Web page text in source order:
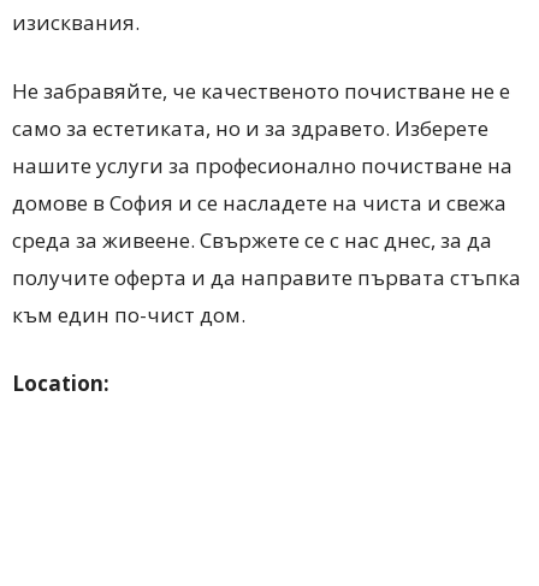
изисквания.
Не забравяйте, че качественото почистване не е
само за естетиката, но и за здравето. Изберете
нашите услуги за професионално почистване на
домове в София и се насладете на чиста и свежа
среда за живеене. Свържете се с нас днес, за да
получите оферта и да направите първата стъпка
към един по-чист дом.
Location: